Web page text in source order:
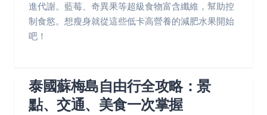
進代謝。藍莓、奇異果等超級食物富含纖維，幫助控
制食慾。想瘦身就從這些低卡高營養的減肥水果開始
吧！
泰國蘇梅島自由行全攻略：景
點、交通、美食一次掌握